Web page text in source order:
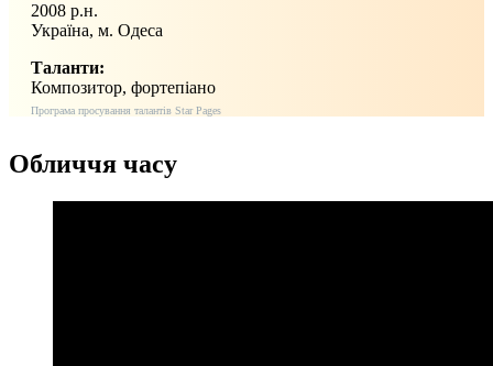
2008 р.н.
Україна, м. Одеса
Таланти:
Композитор, фортепіано
Програма просування талантів Star Pages
Обличчя часу